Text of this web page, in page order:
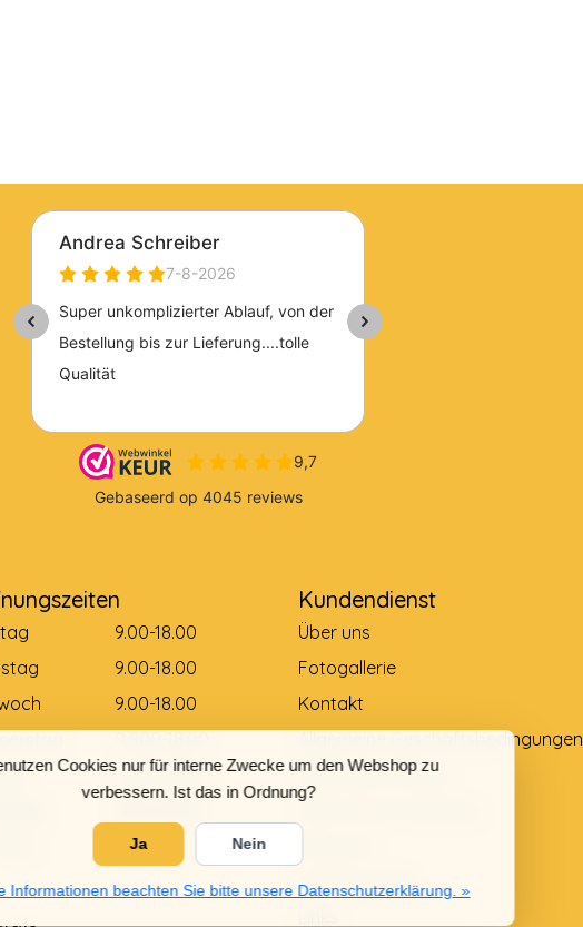
Cookies nur für interne Zwecke um den Webshop zu
verbessern. Ist das in Ordnung?
Ja Nein
Informationen beachten Sie bitte unsere Datenschutzerklärung. »
9.00-18.00
9.00-18.00
9.00-18.00
0.900-18.00
Gesloten
Kundendienst
Über uns
Fotogallerie
Kontakt
Allgemeine Geschäftsbedingungen
Zahlungsmethode
Größentabelle